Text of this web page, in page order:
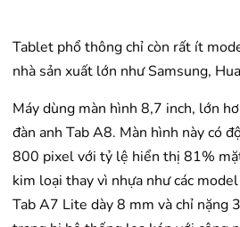
Tablet phổ thông chỉ còn rất ít
nhà sản xuất lớn như Samsung,
Máy dùng màn hình 8,7 inch, lớn
đàn anh Tab A8. Màn hình này có
800 pixel với tỷ lệ hiển thị 81%
kim loại thay vì nhựa như các
Tab A7 Lite dày 8 mm và chỉ nặng